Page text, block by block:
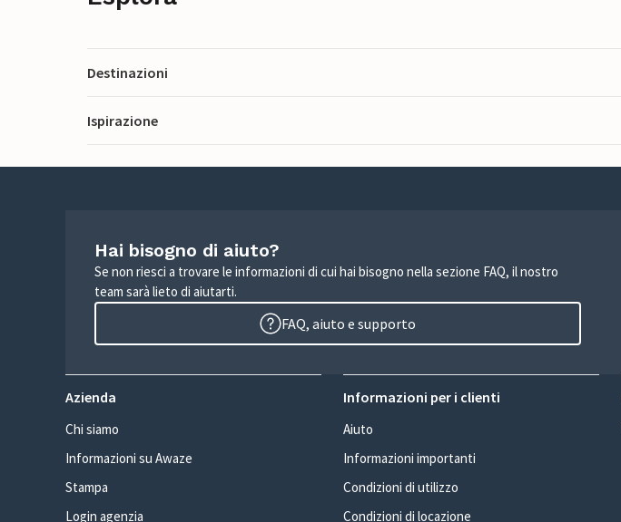
Destinazioni
Ispirazione
Hai bisogno di aiuto?
Se non riesci a trovare le informazioni di cui hai bisogno nella sezione FAQ, il nostro
team sarà lieto di aiutarti.
FAQ, aiuto e supporto
Azienda
Chi siamo
Informazioni su Awaze
Stampa
Login agenzia
Informazioni per i clienti
Aiuto
Informazioni importanti
Condizioni di utilizzo
Condizioni di locazione